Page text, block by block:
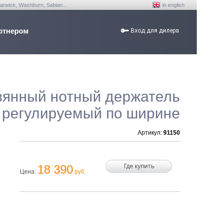
Washburn, Sabian... in english
Вход для дилера
нотный держатель
регулируемый по ширине
Артикул: 91150
Цена: 18 390 руб.
Где купить